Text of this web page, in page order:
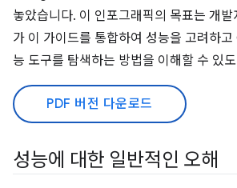
놓았습니다. 이 인포그래픽의 목표는 개
가 이 가이드를 통합하여 성능을 고려하
능 도구를 탐색하는 방법을 이해할 수 있
PDF 버전 다운로드
성능에 대한 일반적인 오해